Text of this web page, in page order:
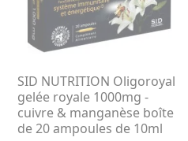
SID NUTRITION Oligoroyal
gelée royale 1000mg -
cuivre & manganèse boîte
de 20 ampoules de 10ml